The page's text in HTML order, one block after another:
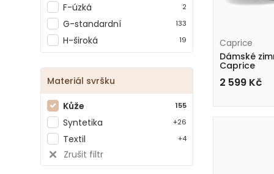
Caprice
Dámské
Caprice
9-25304-41
2 599 Kč
F-úzká 2
G-standardní 133
H-široká 19
Materiál svršku
Kůže 155
Syntetika +26
Textil +4
Zrušit filtr